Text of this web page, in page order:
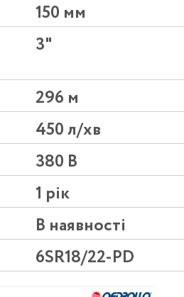
150 мм
3"
296 м
450 л/хв
380 В
1 рік
В наявності
6SR18/22-PD